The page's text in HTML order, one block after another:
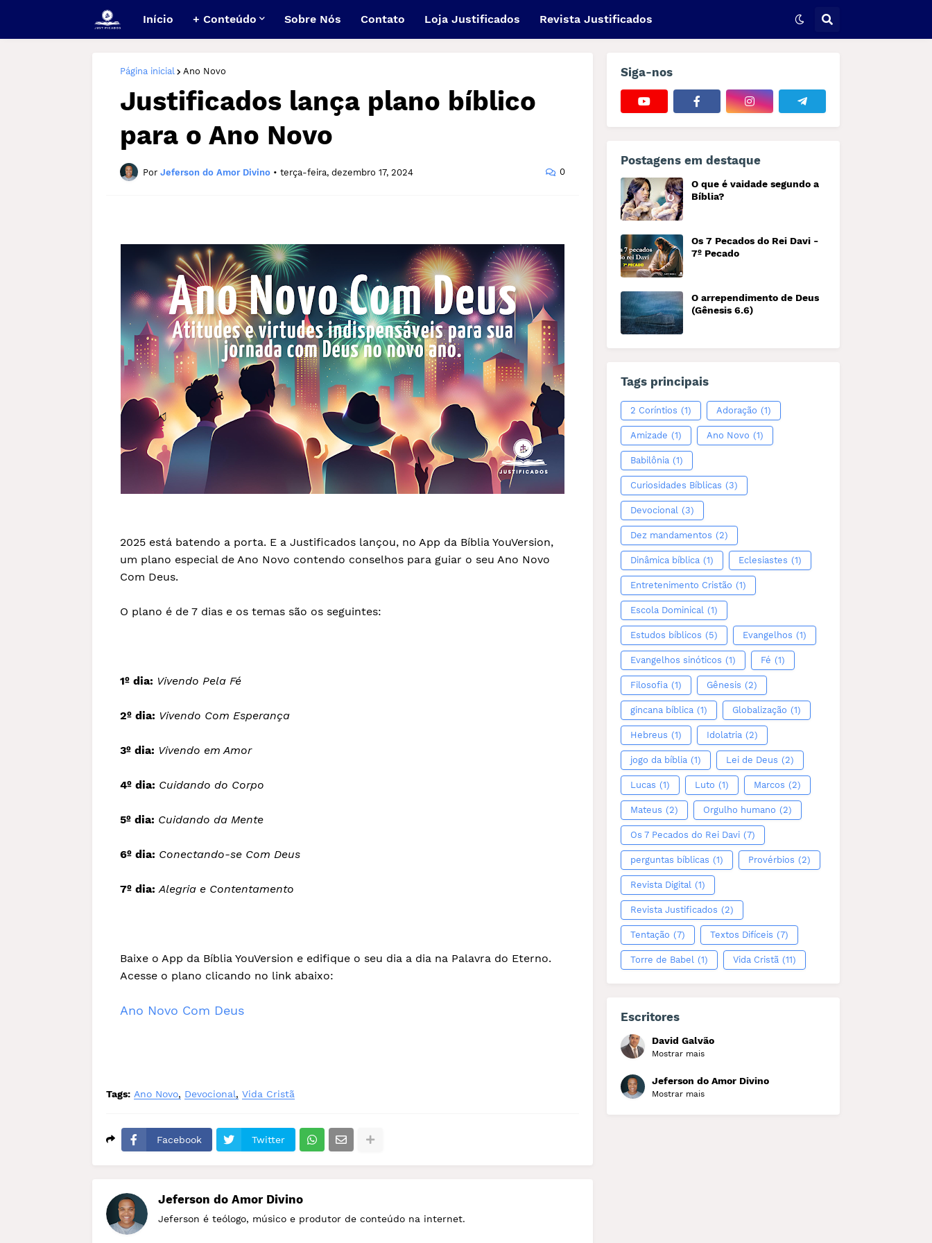
Início + Conteúdo Sobre Nós Contato Loja Justificados Revista Justificados
Página inicial Ano Novo
Justificados lança plano bíblico
para o Ano Novo
Por Jeferson do Amor Divino • terça-feira, dezembro 17, 2024 0
2025 está batendo a porta. E a Justificados lançou, no App da Bíblia YouVersion,
um plano especial de Ano Novo contendo conselhos para guiar o seu Ano Novo
Com Deus.
O plano é de 7 dias e os temas são os seguintes:
1º dia: Vivendo Pela Fé
2º dia: Vivendo Com Esperança
3º dia: Vivendo em Amor
4º dia: Cuidando do Corpo
5º dia: Cuidando da Mente
6º dia: Conectando-se Com Deus
7º dia: Alegria e Contentamento
Baixe o App da Bíblia YouVersion e edifique o seu dia a dia na Palavra do Eterno.
Acesse o plano clicando no link abaixo:
Ano Novo Com Deus
Tags: Ano Novo Devocional Vida Cristã
Facebook Twitter
Jeferson do Amor Divino
Jeferson é teólogo, músico e produtor de conteúdo na internet.
Siga-nos
Postagens em destaque
O que é vaidade segundo a
Bíblia?
Os 7 Pecados do Rei Davi -
7º Pecado
O arrependimento de Deus
(Gênesis 6.6)
Tags principais
2 Coríntios (1) Adoração (1)
Amizade (1) Ano Novo (1)
Babilônia (1)
Curiosidades Bíblicas (3)
Devocional (3)
Dez mandamentos (2)
Dinâmica bíblica (1) Eclesiastes (1)
Entretenimento Cristão (1)
Escola Dominical (1)
Estudos bíblicos (5) Evangelhos (1)
Evangelhos sinóticos (1) Fé (1)
Filosofia (1) Gênesis (2)
gincana bíblica (1) Globalização (1)
Hebreus (1) Idolatria (2)
jogo da bíblia (1) Lei de Deus (2)
Lucas (1) Luto (1) Marcos (2)
Mateus (2) Orgulho humano (2)
Os 7 Pecados do Rei Davi (7)
perguntas bíblicas (1) Provérbios (2)
Revista Digital (1)
Revista Justificados (2)
Tentação (7) Textos Difíceis (7)
Torre de Babel (1) Vida Cristã (11)
Escritores
David Galvão
Mostrar mais
Jeferson do Amor Divino
Mostrar mais